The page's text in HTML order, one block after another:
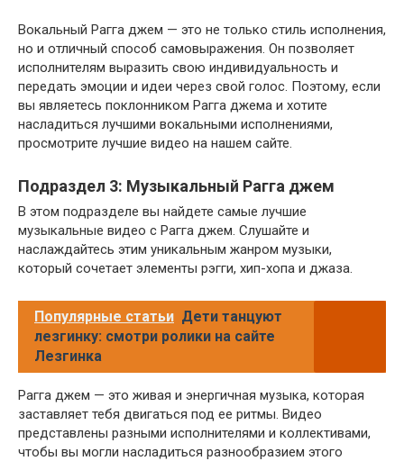
Вокальный Рагга джем — это не только стиль исполнения,
но и отличный способ самовыражения. Он позволяет
исполнителям выразить свою индивидуальность и
передать эмоции и идеи через свой голос. Поэтому, если
вы являетесь поклонником Рагга джема и хотите
насладиться лучшими вокальными исполнениями,
просмотрите лучшие видео на нашем сайте.
Подраздел 3: Музыкальный Рагга джем
В этом подразделе вы найдете самые лучшие
музыкальные видео с Рагга джем. Слушайте и
наслаждайтесь этим уникальным жанром музыки,
который сочетает элементы рэгги, хип-хопа и джаза.
Популярные статьи Дети танцуют
лезгинку: смотри ролики на сайте
Лезгинка
Рагга джем — это живая и энергичная музыка, которая
заставляет тебя двигаться под ее ритмы. Видео
представлены разными исполнителями и коллективами,
чтобы вы могли насладиться разнообразием этого